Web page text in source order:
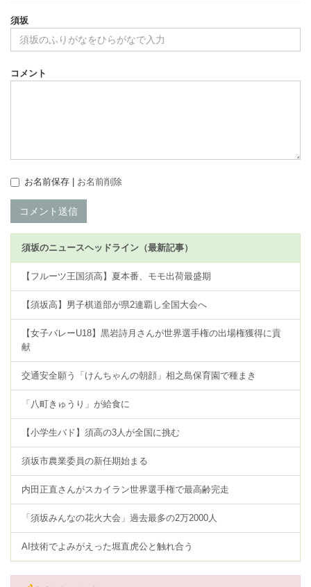
須坂
コメント
お名前保存 | お名前削除
コメント送信
須坂のニュースヘッドライン（最新記事）
【フルーツ王国須高】夏本番、モモ出荷最盛期
【須坂高】男子棋道部が県2連覇し全国大会へ
【女子バレーU18】黒岩詩月さんが世界選手権の出場権獲得に貢
献
交通安全願う「けんちゃんの朝顔」相之島保育園で種まき
「八町きゅうり」が給食に
【小学生バド】須高の3人が全国に挑む
須坂市農業委員の新任期始まる
内田正直さんがスカイラン世界選手権で最高齢完走
「須坂みんなの花火大会」過去最多の2万2000人
AI技術でよみがえった堀直虎公と触れ合う